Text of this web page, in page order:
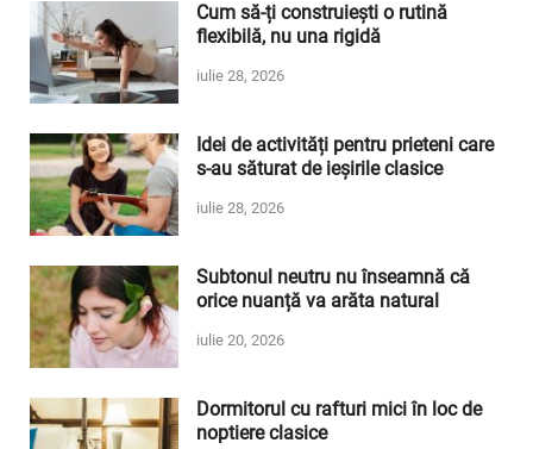
Cum să-ți construiești o rutină
flexibilă, nu una rigidă
iulie 28, 2026
Idei de activități pentru prieteni care
s-au săturat de ieșirile clasice
iulie 28, 2026
Subtonul neutru nu înseamnă că
orice nuanță va arăta natural
iulie 20, 2026
Dormitorul cu rafturi mici în loc de
noptiere clasice